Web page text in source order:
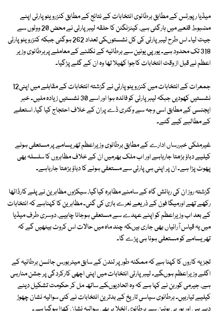
میڈیا رپورٹس کے مطابق برطانوی انتخابات کے نتائج کے مطابق کنزرویٹو پارٹی اپنے
مضبوط قلعے میں ہارگئی ہے، کینزنگٹن کا حلقہ لیبر پارٹی نے محض 20 ووٹوں سے
جیت لیا۔ اس طرح لیبر پارٹی کی کل نشستوںکی تعداد 262 ہوگئی جبکہ کنزرویٹوپارٹی
318 تک محدود ہے۔ یورپی یونین سے برطانیہ کے نکلنے کے معاملے پربرطانوی وزیر
اعظم نے قبل از وقت انتخابات کاجوا کھیلا تھا وہ ان کے گلے پڑگیا۔
جمعرات کے انتخابات میں کنزرویٹو پارٹی نے گزشتہ انتخابات کے مقابلے میں اپنی12
نشستیں کھودیں جبکہ لیبرپارٹی کو فائدہ ہوا اور اسے 30 نشستیں زیادہ ملیں۔ خبر
ایجنسی کے مطابق اسی وجہ سے وکٹری ڈے پران کے خلاف احتجاج کیا گیا، استعفے
کے مطالبے کیے گئے۔
غیرملکی خبررساں ادارے کے مطابق برطانوی وزیراعظم تھریسامے پر مستعفی ہونے
کیلیے دباؤ بڑھتا جارہاہے اور اب ملک بھرمیں ان کے خلاف مظاہروں کا سلسلہ بھی
پھوٹ پڑا ہے۔ ان پر اپنی ہی پارٹی سے مستعفی ہونے کا دباؤ بڑھتا جارہاہے۔
گزشتہ روز ان کی رہائش گاہ کے سامنے مظاہرہ کیاگیا، سیکڑوں مظاہرین نے پلے کارڈاٹھا
رکھے تھے اورمیگا فون کے ذریعے نعرے بازی کی گئی۔ مظاہرین کا کہناہے کہ انتخابات
کے بعد اب وزیراعظم کو اپنے عہدے سے مستعفی ہوجانا چاہیے، دوسری طرف میڈیا
میں یہ قیاس آرائیاں بھی جاری ہیںکہ چند ماہ میں حالات اس کروٹ بیٹھیں گے کہ
تھریسامے کو مستعفی ہونا ہی پڑے گا۔
تجزیہ کاروں کا کہنا ہے کہ ممکنہ طور پر لندن کے سابق میئربورس جانسن برطانیہ کے
اگلے وزیراعظم ہوںگے۔ لیبر پارٹی انتخابات میں اپنی اچھی کارکردگی پر جشن منارہی
ہے، جیرمی کوربن نے کہا ہے کہ وہ اتحادیوںکے ساتھ مل کر حکومت تشکیل دینے
کیلیے تیارہیں۔ برطانوی سیاسی تاریخ کے بدترین انتخابات نے کئی سوالیہ نشان چھوڑ